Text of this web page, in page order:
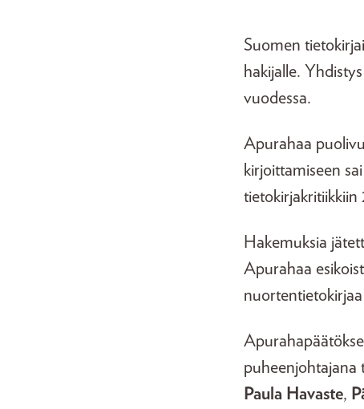
Suomen
hakijalle.
vuodessa.
Apurahaa
kirjoittamiseen
tietokirjakritiikkiin
Hakemuksia
Apurahaa
puheenjohtajana
Paula Havaste,